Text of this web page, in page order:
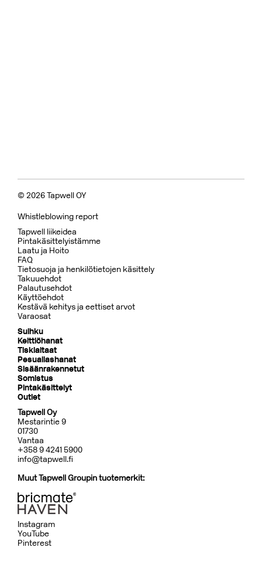
© 2026 Tapwell OY
Whistleblowing report
Tapwell liikeidea
Pintakäsittelyistämme
Laatu ja Hoito
FAQ
Tietosuoja ja henkilötietojen käsittely
Takuuehdot
Palautusehdot
Käyttöehdot
Kestävä kehitys ja eettiset arvot
Varaosat
Suihku
Keittiöhanat
Tiskialtaat
Pesuallashanat
Sisäänrakennetut
Somistus
Pintakäsittelyt
Outlet
Tapwell Oy
Mestarintie 9
01730
Vantaa
+358 9 4241 5900
info@tapwell.fi
Muut Tapwell Groupin tuotemerkit:
Instagram
YouTube
Pinterest